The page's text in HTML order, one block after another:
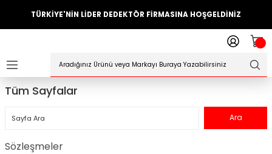
TÜRKİYE'NİN LİDER DEDEKTÖR FİRMASINA HOŞGELDİNİZ
Geri Dön
Tüm Sayfalar
Sözleşmeler